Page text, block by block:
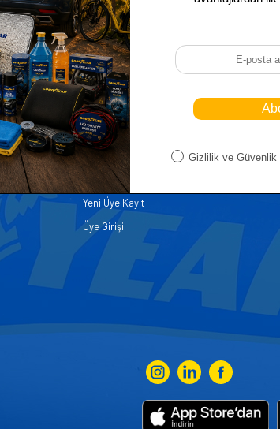
Üye
Sepetim
Bayi Kayıt
Bayi Girişi
Yeni Üye Kayıt
Üye Girişi